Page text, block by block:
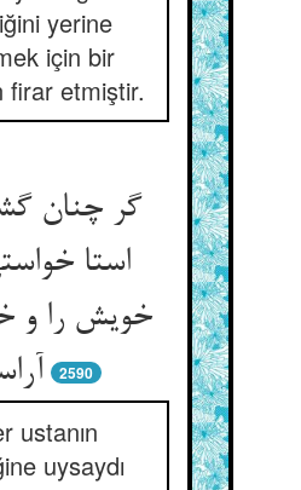
yerine
için bir
firar etmiştir.
گر چنان
استا
خویش را و
2590
ustanın
uysaydı